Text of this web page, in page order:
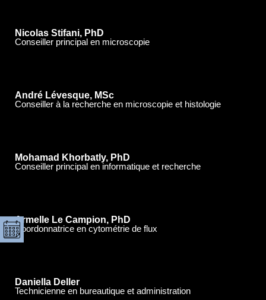
Nicolas Stifani, PhD
Conseiller principal en microscopie
André Lévesque, MSc
Conseiller à la recherche en microscopie et histologie
Mohamad Khorbatly, PhD
Conseiller principal en informatique et recherche
Armelle Le Campion, PhD
Coordonnatrice en cytométrie de flux
Daniella Deller
Technicienne en bureautique et administration